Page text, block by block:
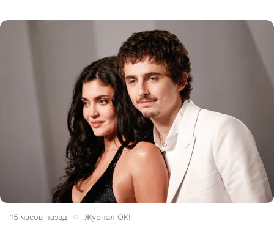
15 часов назад Журнал OK!